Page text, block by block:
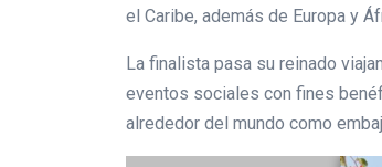
el Caribe, además de Europa y
La finalista pasa su reinado
eventos sociales con fines
alrededor del mundo como